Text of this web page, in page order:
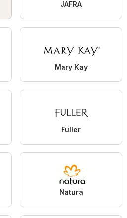
JAFRA
Mary Kay
Fuller
Natura